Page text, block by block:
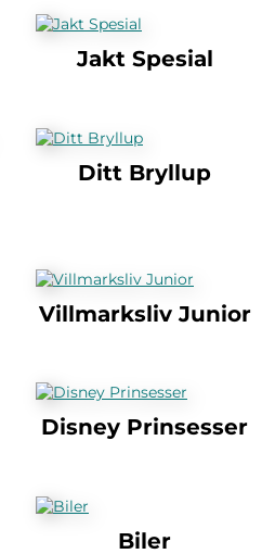
Jakt Spesial
Ditt Bryllup
Villmarksliv Junior
Disney Prinsesser
Biler